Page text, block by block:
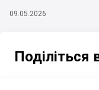
09.05.2026